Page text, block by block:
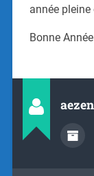
année
Bonne
aezen